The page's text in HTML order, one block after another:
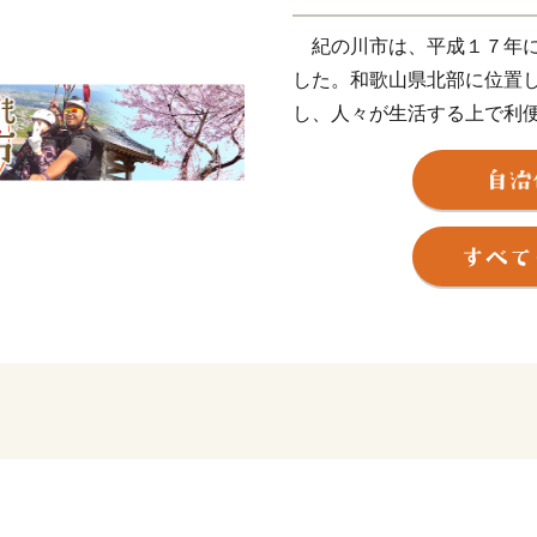
紀の川市は、平成１７年
した。和歌山県北部に位置
し、人々が生活する上で利
かな恵みと美しい自然環
ある歴史文化をはじめ、豊
「安心・安全な」「住ん
感できるよう、「人が行
ち 紀の川市」を目標に、